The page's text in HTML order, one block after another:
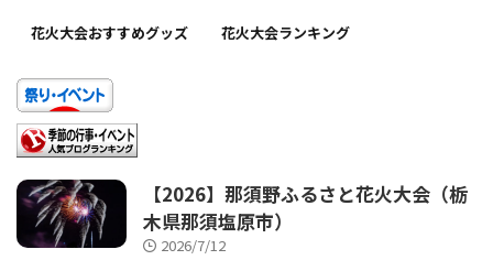
花火大会おすすめグッズ 花火大会ランキング
【2026】那須野ふるさと花火大会（栃
木県那須塩原市）
2026/7/12